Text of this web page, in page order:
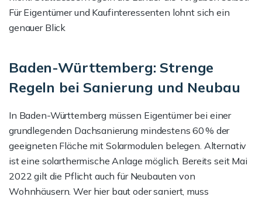
Für Eigentümer und Kaufinteressenten lohnt sich ein
genauer Blick
Baden-Württemberg: Strenge
Regeln bei Sanierung und Neubau
In Baden-Württemberg müssen Eigentümer bei einer
grundlegenden Dachsanierung mindestens 60 % der
geeigneten Fläche mit Solarmodulen belegen. Alternativ
ist eine solarthermische Anlage möglich. Bereits seit Mai
2022 gilt die Pflicht auch für Neubauten von
Wohnhäusern. Wer hier baut oder saniert, muss